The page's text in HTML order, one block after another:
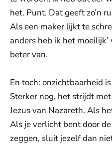
het. Punt. Dat geeft zo’n
Als een maker lijkt te
anders heb ik het
beter van.
En toch: onzichtbaarheid
Sterker nog, het strijdt
Jezus van Nazareth. Als
Als je verlicht bent door
zeggen, sluit jezelf dan